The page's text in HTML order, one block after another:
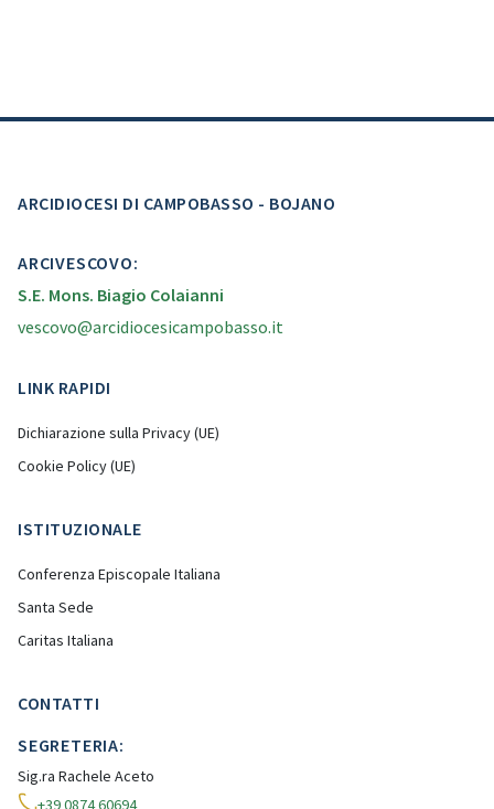
ARCIDIOCESI DI CAMPOBASSO - BOJANO
ARCIVESCOVO:
S.E. Mons. Biagio Colaianni
vescovo@arcidiocesicampobasso.it
LINK RAPIDI
Dichiarazione sulla Privacy (UE)
Cookie Policy (UE)
ISTITUZIONALE
Conferenza Episcopale Italiana
Santa Sede
Caritas Italiana
CONTATTI
SEGRETERIA:
Sig.ra Rachele Aceto
+39 0874 60694